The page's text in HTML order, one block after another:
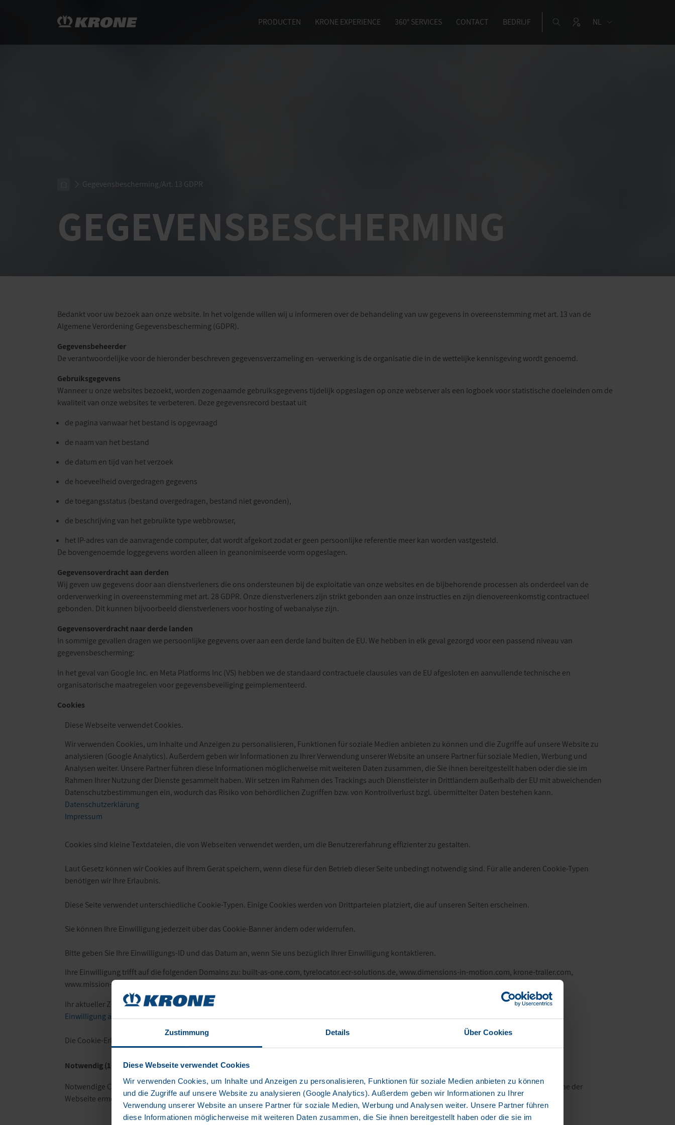
Zustimmung Details Über Cookies
Diese Webseite verwendet Cookies
Wir verwenden Cookies, um Inhalte und Anzeigen zu personalisieren, Funktionen für soziale Medien anbieten zu können
und die Zugriffe auf unsere Website zu analysieren (Google Analytics). Außerdem geben wir Informationen zu Ihrer
Verwendung unserer Website an unsere Partner für soziale Medien, Werbung und Analysen weiter. Unsere Partner führen
diese Informationen möglicherweise mit weiteren Daten zusammen, die Sie ihnen bereitgestellt haben oder die sie im
PRODUCTEN KRONE EXPERIENCE 360° SERVICES CONTACT BEDRIJF NL
Gegevensbescherming/Art. 13 GDPR
GEGEVENSBESCHERMING
Bedankt voor uw bezoek aan onze website. In het volgende willen wij u informeren over de behandeling van uw gegevens in overeenstemming met art. 13 van de
Algemene Verordening Gegevensbescherming (GDPR).
Gegevensbeheerder
De verantwoordelijke voor de hieronder beschreven gegevensverzameling en -verwerking is de organisatie die in de wettelijke kennisgeving wordt genoemd.
Gebruiksgegevens
Wanneer u onze websites bezoekt, worden zogenaamde gebruiksgegevens tijdelijk opgeslagen op onze webserver als een logboek voor statistische doeleinden om de
kwaliteit van onze websites te verbeteren. Deze gegevensrecord bestaat uit
de pagina vanwaar het bestand is opgevraagd
de naam van het bestand
de datum en tijd van het verzoek
de hoeveelheid overgedragen gegevens
de toegangsstatus (bestand overgedragen, bestand niet gevonden),
de beschrijving van het gebruikte type webbrowser,
het IP-adres van de aanvragende computer, dat wordt afgekort zodat er geen persoonlijke referentie meer kan worden vastgesteld.
De bovengenoemde loggegevens worden alleen in geanonimiseerde vorm opgeslagen.
Gegevensoverdracht aan derden
Wij geven uw gegevens door aan dienstverleners die ons ondersteunen bij de exploitatie van onze websites en de bijbehorende processen als onderdeel van de
orderverwerking in overeenstemming met art. 28 GDPR. Onze dienstverleners zijn strikt gebonden aan onze instructies en zijn dienovereenkomstig contractueel
gebonden. Dit kunnen bijvoorbeeld dienstverleners voor hosting of webanalyse zijn.
Gegevensoverdracht naar derde landen
In sommige gevallen dragen we persoonlijke gegevens over aan een derde land buiten de EU. We hebben in elk geval gezorgd voor een passend niveau van
gegevensbescherming:
In het geval van Google Inc. en Meta Platforms Inc (VS) hebben we de standaard contractuele clausules van de EU afgesloten en aanvullende technische en
organisatorische maatregelen voor gegevensbeveiliging geïmplementeerd.
Cookies
Diese Webseite verwendet Cookies.
Wir verwenden Cookies, um Inhalte und Anzeigen zu personalisieren, Funktionen für soziale Medien anbieten zu können und die Zugriffe auf unsere Website zu
analysieren (Google Analytics). Außerdem geben wir Informationen zu Ihrer Verwendung unserer Website an unsere Partner für soziale Medien, Werbung und
Analysen weiter. Unsere Partner führen diese Informationen möglicherweise mit weiteren Daten zusammen, die Sie ihnen bereitgestellt haben oder die sie im
Rahmen Ihrer Nutzung der Dienste gesammelt haben. Wir setzen im Rahmen des Trackings auch Dienstleister in Drittländern außerhalb der EU mit abweichenden
Datenschutzbestimmungen ein, wodurch das Risiko von behördlichen Zugriffen bzw. von Kontrollverlust bzgl. übermittelter Daten bestehen kann.
Datenschutzerklärung
Impressum
Cookies sind kleine Textdateien, die von Webseiten verwendet werden, um die Benutzererfahrung effizienter zu gestalten.
Laut Gesetz können wir Cookies auf Ihrem Gerät speichern, wenn diese für den Betrieb dieser Seite unbedingt notwendig sind. Für alle anderen Cookie-Typen
benötigen wir Ihre Erlaubnis.
Diese Seite verwendet unterschiedliche Cookie-Typen. Einige Cookies werden von Drittparteien platziert, die auf unseren Seiten erscheinen.
Sie können Ihre Einwilligung jederzeit über das Cookie-Banner ändern oder widerrufen.
Bitte geben Sie Ihre Einwilligungs-ID und das Datum an, wenn Sie uns bezüglich Ihrer Einwilligung kontaktieren.
Ihre Einwilligung trifft auf die folgenden Domains zu: built-as-one.com, tyrelocator.ecr-solutions.de, www.dimensions-in-motion.com, krone-trailer.com,
www.mission-beyond-zero.com
Ihr aktueller Zustand: Ablehnen.
Einwilligung ändern
Die Cookie-Erklärung wurde das letzte Mal am 29/07/2026 von
Notwendig (16)
Notwendige Cookies helfen dabei, eine Webseite nutzbar zu machen, indem sie Grundfunktionen wie Seitennavigation und Zugriff auf sichere Bereiche der
Webseite ermöglichen. Die Webseite kann ohne diese Cookies nicht richtig funktionieren.